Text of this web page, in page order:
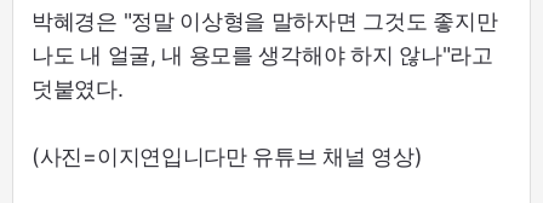
박혜경은 "정말 이상형을 말하자면 그것도 좋지만
나도 내 얼굴, 내 용모를 생각해야 하지 않나"라고
덧붙였다.
(사진=이지연입니다만 유튜브 채널 영상)